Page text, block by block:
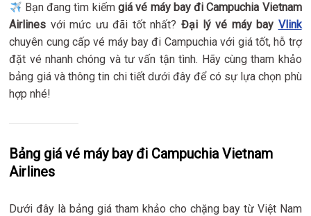
Bạn đang tìm kiếm giá vé máy bay đi Campuchia Vietnam
Airlines với mức ưu đãi tốt nhất?Đại lý vé máy bay Vlink
chuyên cung cấp vé máy bay đi Campuchia với giá tốt, hỗ trợ
đặt vé nhanh chóng và tư vấn tận tình. Hãy cùng tham khảo
bảng giá và thông tin chi tiết dưới đây để có sự lựa chọn phù
hợp nhé!
Bảng giá vé máy bay đi Campuchia Vietnam
Airlines
Dưới đây là bảng giá tham khảo cho chặng bay từ Việt Nam